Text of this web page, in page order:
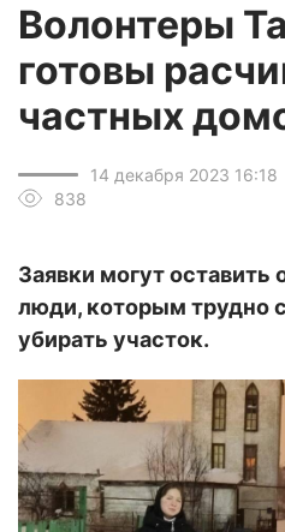
Волонтеры
готовы
частных
14 декабря 2023 16:18
838
Заявки могут
люди, которым трудно
убирать участок.